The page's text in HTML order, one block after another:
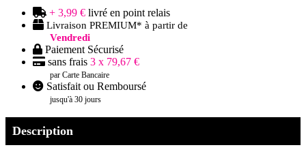
+ 3,99 € livré en point relais
Livraison PREMIUM* à partir de
Vendredi
Paiement Sécurisé
sans frais 3 x 79,67 €
par Carte Bancaire
Satisfait ou Remboursé
jusqu'à 30 jours
Description